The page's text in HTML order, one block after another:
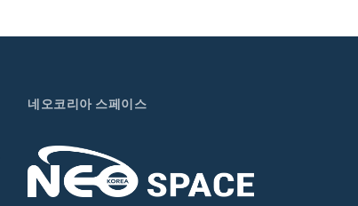
네오코리아 스페이스